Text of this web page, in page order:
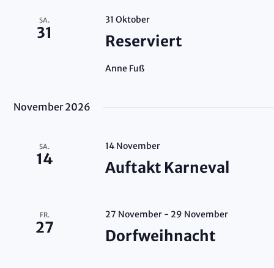
SA.
31
31 Oktober
Reserviert
Anne Fuß
November 2026
SA.
14
14 November
Auftakt Karneval
FR.
27
27 November- 29 November
Dorfweihnacht